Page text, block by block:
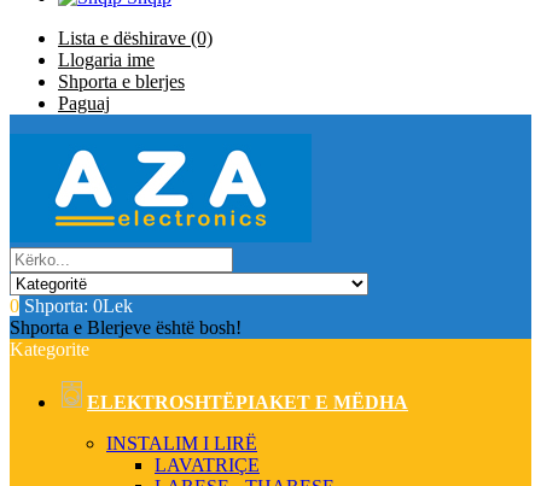
Lista e dëshirave (0)
Llogaria ime
Shporta e blerjes
Paguaj
0 Shporta: 0Lek
Shporta e Blerjeve është bosh!
Kategorite
ELEKTROSHTËPIAKET E MËDHA
INSTALIM I LIRË
LAVATRIÇE